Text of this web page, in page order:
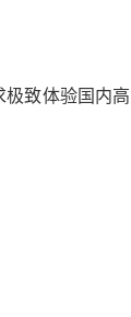
极致体验国内高